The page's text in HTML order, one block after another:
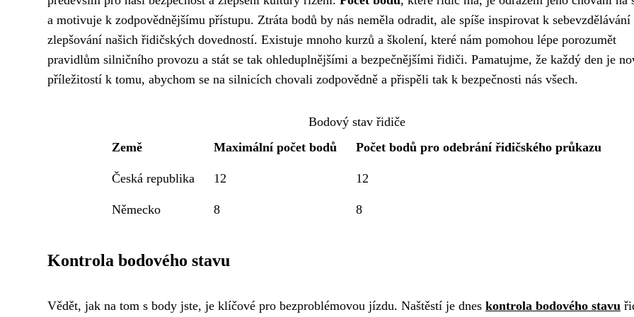
a motivuje k zodpovědnějšímu přístupu. Ztráta bodů by nás neměla odradit, ale spíše inspirovat k sebevzdělávání
zlepšování našich řidičských dovedností. Existuje mnoho kurzů a školení, které nám pomohou lépe porozumět
pravidlům silničního provozu a stát se tak ohleduplnějšími a bezpečnějšími řidiči. Pamatujme, že každý den je
příležitostí k tomu, abychom se na silnicích chovali zodpovědně a přispěli tak k bezpečnosti nás všech.
Bodový stav řidiče
Země
Maximální počet bodů Počet bodů pro odebrání řidičského průkazu
Česká republika 12 12
Německo 8 8
Kontrola bodového stavu
Vědět, jak na tom s body jste, je klíčové pro bezproblémovou jízdu. Naštěstí je dnes kontrola bodového stavu